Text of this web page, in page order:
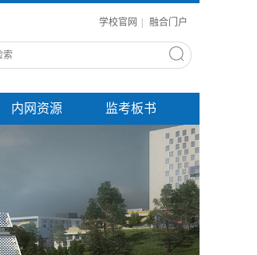
学校官网 融合门户
内网资源 监考板书